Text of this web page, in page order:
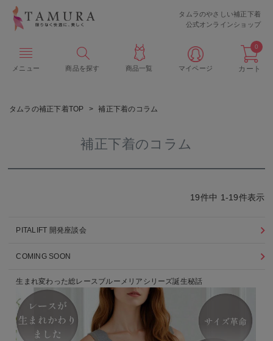
タムラのやさしい補正下着
公式オンラインショップ
メニュー 商品を探す 商品一覧 マイページ カート
0
タムラの補正下着TOP 補正下着のコラム
補正下着のコラム
19件中 1-19件表示
PITALIFT 開発座談会
COMING SOON
生まれ変わった総レースブルーメリアシリーズ誕生秘話